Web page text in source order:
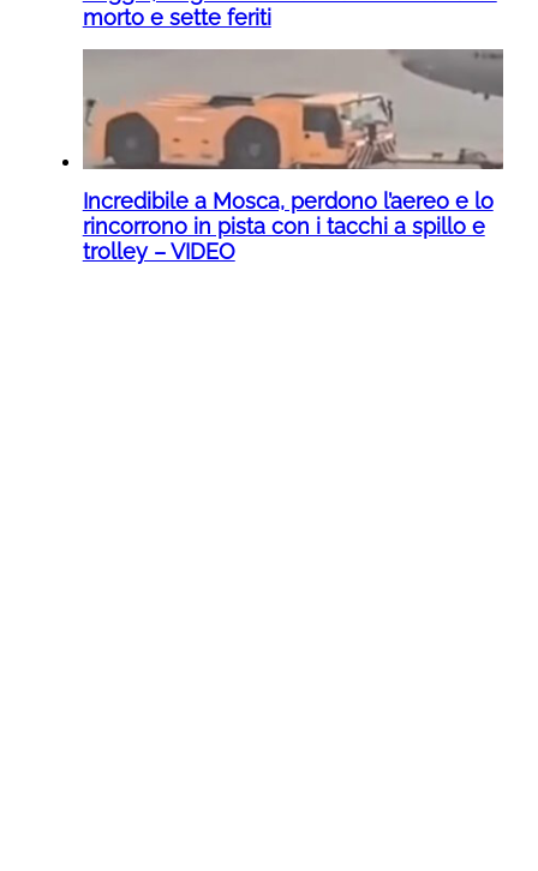
morto e sette feriti
Incredibile a Mosca, perdono l’aereo e lo
rincorrono in pista con i tacchi a spillo e
trolley – VIDEO